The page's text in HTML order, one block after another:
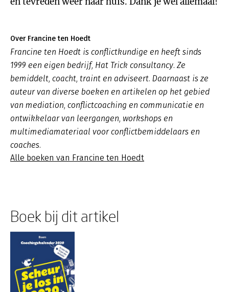
Over Francine ten Hoedt
Francine ten Hoedt is conflictkundige en heeft sinds
1999 een eigen bedrijf, Hat Trick consultancy. Ze
bemiddelt, coacht, traint en adviseert. Daarnaast is ze
auteur van diverse boeken en artikelen op het gebied
van mediation, conflictcoaching en communicatie en
ontwikkelaar van leergangen, workshops en
multimediamateriaal voor conflictbemiddelaars en
coaches.
Alle boeken van Francine ten Hoedt
Boek bij dit artikel